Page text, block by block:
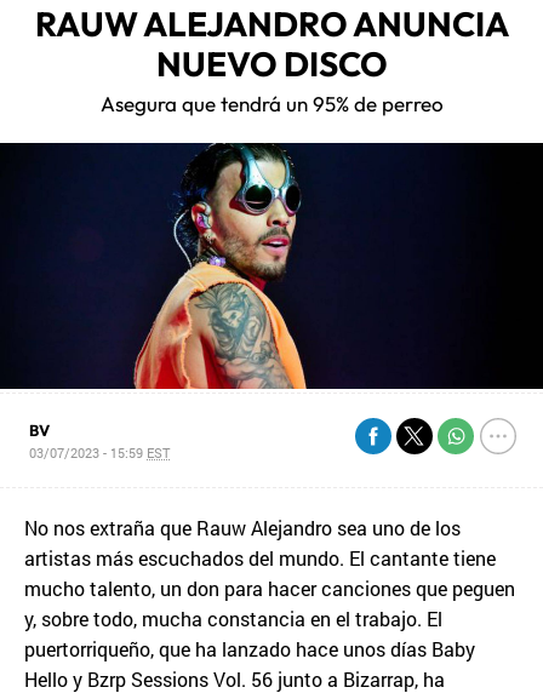
RAUW ALEJANDRO ANUNCIA
NUEVO DISCO
Asegura que tendrá un 95% de perreo
BV
03/07/2023 - 15:59 EST
No nos extraña que Rauw Alejandro sea uno de los
artistas más escuchados del mundo. El cantante tiene
mucho talento, un don para hacer canciones que peguen
y, sobre todo, mucha constancia en el trabajo. El
puertorriqueño, que ha lanzado hace unos días Baby
Hello y Bzrp Sessions Vol. 56 junto a Bizarrap, ha